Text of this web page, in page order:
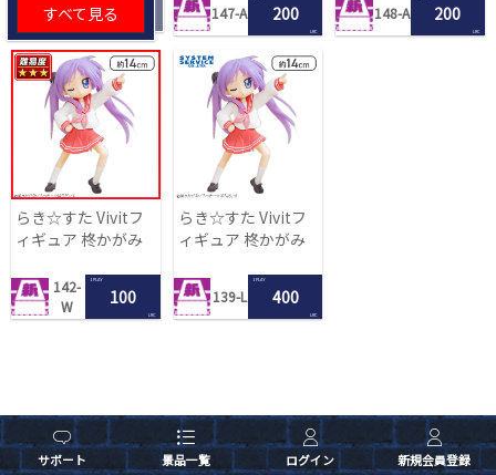
サポート 景品一覧 ログイン 新規会員登録
すべて見る 147-A 200
LRC
148-A 200
LRC
らき☆すた Vivitフ
ィギュア 柊かがみ
142-
W
1 PLAY
100
LRC
らき☆すた Vivitフ
ィギュア 柊かがみ
139-L
1 PLAY
400
LRC